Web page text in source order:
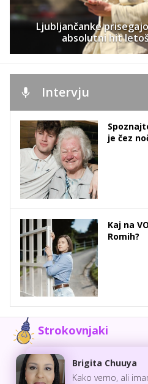
Ljubljančanke
absolutni hit
Intervju
je čez
Kaj na
Romih?
Strokovnjaki
Brigita Chuuya
Kako vemo, ali